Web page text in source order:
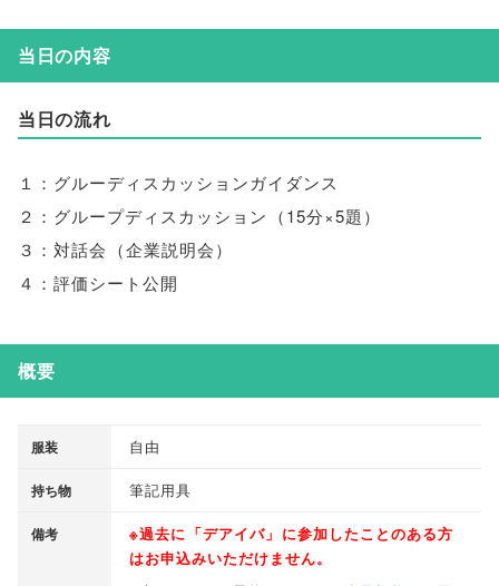
当日の内容
当日の流れ
１：グルーディスカッションガイダンス
２：グループディスカッション （15分×5題 ）
３：対話会 （企業説明会）
４：評価シート公開
概要
服装 自由
持ち物 筆記用具
備考 ※過去に 「デアイバ 」 に参加したことのある方
はお申込みいただけません。